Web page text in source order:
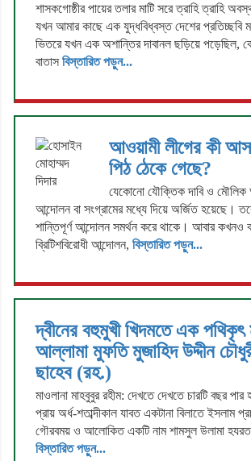
শাসকগোষ্ঠীর পায়ের তলার মাটি সরে ত্রাহি ত্রাহি
যখন আমার কাছে এক যুদ্ধবিধ্বস্ত দেশের প্রতিচ্ছবি
ভিতরে যখন এক অশান্তির দাবানল ছড়িয়ে পড়েছিল,
বাতাস বিস্তারিত পড়ুন...
আওয়ামী লীগের কী
পিঠ ঠেকে গেছে?
যেকোনো যৌক্তিক দাবি ও মৌলিক
আন্দোলন বা সংগ্রামের মধ্যে দিয়ে অর্জিত হয়েছে। তবে
শান্তিপূর্ণ আন্দোলন সমর্থন করে থাকে। আবার কখনও
ব্রিটিশবিরোধী আন্দোলন, বিস্তারিত পড়ুন...
দ্বীনের বহুমুখী খিদমতে এক পথিকৃৎ
আল্লামা মুফতি মুজাহিদ উদ্দীন
ছাহেব (রহ.)
মাওলানা মাহবুবুর রহীম: দেখতে দেখতে চারটি বছর
প্রায় অর্ধ-শতাব্দীকাল যাবত একটানা বিলাতে ইসলাম
গৌরবময় ও আলোকিত একটি নাম শামসুল উলামা
বিস্তারিত পড়ুন...